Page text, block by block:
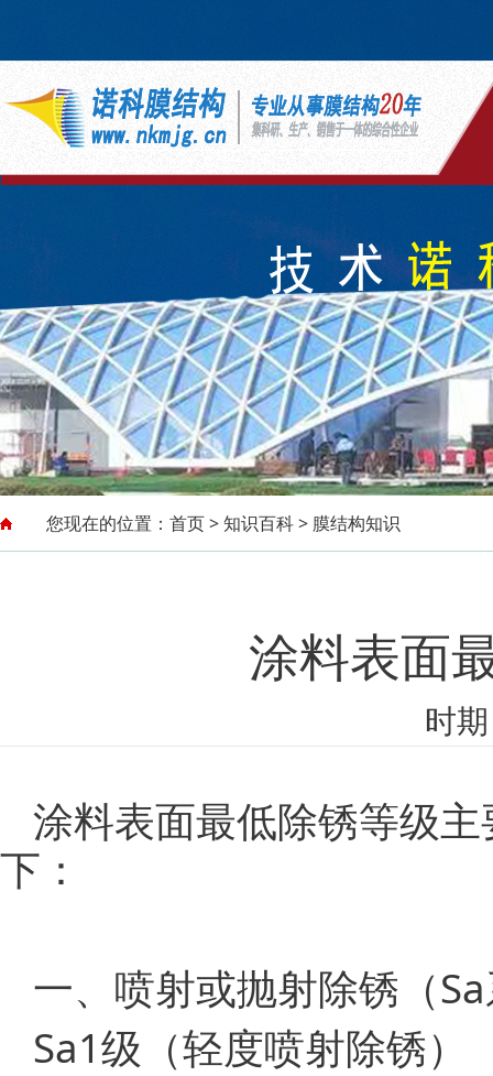
您现在的位置： 首页>知识百科> 膜结构知识
涂料表面
时
涂料表面最低除锈等级
下：
一、喷射或抛射除锈（
Sa1级（轻度喷射除锈）